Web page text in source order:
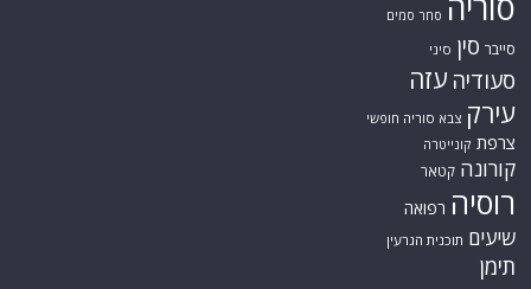
סחר סמים
סייבר סין סיני
סעודיה עזה
עירק צבא סוריה חופשי
צרפת קונייטרה
קורונה קטאר
רוסיה רפואה
שיעים תוכנית הגרעין
תימן